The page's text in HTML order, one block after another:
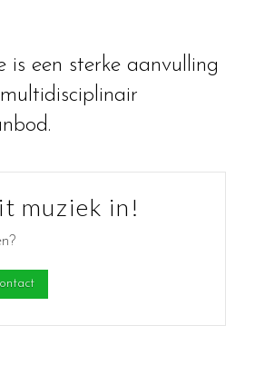
is een sterke aanvulling
muziek in!